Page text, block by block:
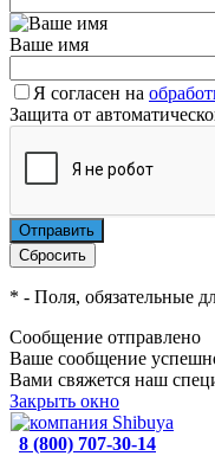
Ваше имя
Я согласен на
Защита от
* - Поля, обязательные
Сообщение отправлено
Ваше сообщение
Вами свяжется наш
Закрыть окно
8 (800) 707-30-14